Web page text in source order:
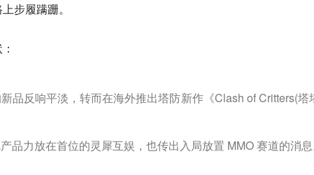
步履蹒跚。
品反响平淡，转而在海外推出塔防新作《Clash of Critters(塔
品力放在首位的灵犀互娱，也传出入局放置 MMO 赛道的消息